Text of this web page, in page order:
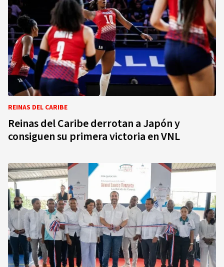
REINAS DEL CARIBE
Reinas del Caribe derrotan a Japón y
consiguen su primera victoria en VNL